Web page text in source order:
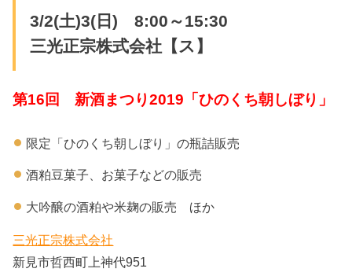
3/2(土)3(日) 8:00～15:30
三光正宗株式会社【ス】
第16回 新酒まつり2019「ひのくち朝しぼり」
限定「ひのくち朝しぼり」の瓶詰販売
酒粕豆菓子、お菓子などの販売
大吟醸の酒粕や米麹の販売 ほか
三光正宗株式会社
新見市哲西町上神代951